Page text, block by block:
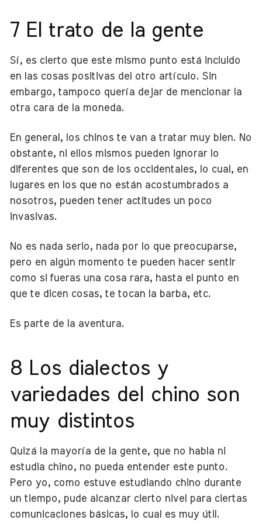
7 El trato de la gente
Sí, es cierto que este mismo punto está incluido
en las cosas positivas del otro artículo. Sin
embargo, tampoco quería dejar de mencionar la
otra cara de la moneda.
En general, los chinos te van a tratar muy bien. No
obstante, ni ellos mismos pueden ignorar lo
diferentes que son de los occidentales, lo cual, en
lugares en los que no están acostumbrados a
nosotros, pueden tener actitudes un poco
invasivas.
No es nada serio, nada por lo que preocuparse,
pero en algún momento te pueden hacer sentir
como si fueras una cosa rara, hasta el punto en
que te dicen cosas, te tocan la barba, etc.
Es parte de la aventura.
8 Los dialectos y
variedades del chino son
muy distintos
Quizá la mayoría de la gente, que no habla ni
estudia chino, no pueda entender este punto.
Pero yo, como estuve estudiando chino durante
un tiempo, pude alcanzar cierto nivel para ciertas
comunicaciones básicas, lo cual es muy útil.